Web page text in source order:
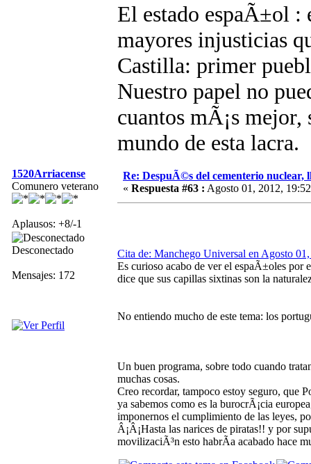
El estado espaÃ±ol :
mayores injusticias
Castilla: primer
Nuestro papel no
cuantos mÃ¡s
mundo de esta lacra.
1520Arriacense
Comunero veterano
Aplausos: +8/-1
Desconectado
Mensajes: 172
Re: DespuÃ©s del cementerio nuclear,
« Respuesta #63 : Agosto 01, 2012,
Cita de: Manchego Universal en Agosto
Es curioso acabo de ver el espaÃ±oles por
dice que sus capillas sixtinas son la
No entiendo mucho de este tema: los
Un buen programa, sobre todo cuando
muchas cosas.
Creo recordar, tampoco estoy seguro, que
ya sabemos como es la burocrÃ¡cia
imponernos el cumplimiento de las leyes,
Â¡Â¡Hasta las narices de piratas!! y por
movilizaciÃ³n esto habrÃ­a acabado hace